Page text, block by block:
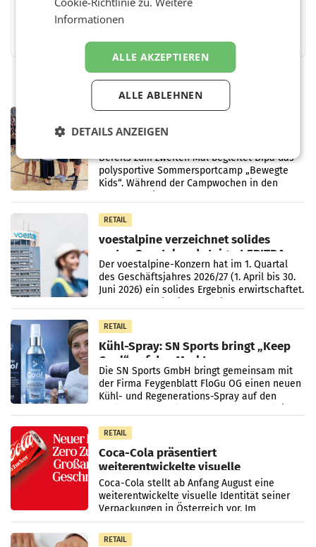
FacebookTwitterMessenger
RETAIL
Bipa unterstützt Bewegte Kids
Bereits zum zweiten Mal begleitet Bipa das
polysportive Sommersportcamp „Bewegte
Kids“. Während der Campwochen in den
RETAIL
voestalpine verzeichnet solides
erstes Quartal und steigert EBITDA
Der voestalpine-Konzern hat im 1. Quartal
des Geschäftsjahres 2026/27 (1. April bis 30.
Juni 2026) ein solides Ergebnis erwirtschaftet.
RETAIL
Kühl-Spray: SN Sports bringt „Keep
Cool“ auf den Markt
Die SN Sports GmbH bringt gemeinsam mit
der Firma Feygenblatt FloGu OG einen neuen
Kühl- und Regenerations-Spray auf den
RETAIL
Coca-Cola präsentiert
weiterentwickelte visuelle
Markenidentität
Coca-Cola stellt ab Anfang August eine
weiterentwickelte visuelle Identität seiner
Verpackungen in Österreich vor. Im
Mittelpunkt des Redesigns stehen zentrale
Gestaltungselemente
RETAIL
Informationen
ALLE AKZEPTIEREN
ALLE ABLEHNEN
DETAILS ANZEIGEN